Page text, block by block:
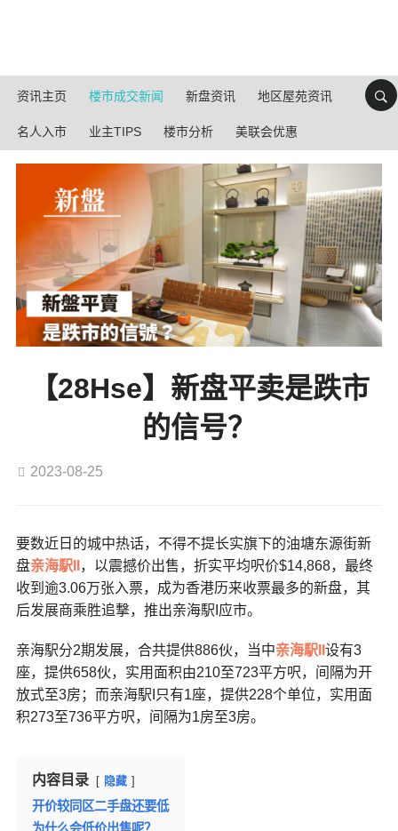
资讯主页 楼市成交新闻 新盘资讯 地区屋苑资讯
名人入市 业主TIPS 楼市分析 美联会优惠
【28Hse】新盘平卖是跌市
的信号？
2023-08-25
要数近日的城中热话，不得不提长实旗下的油塘东源街新
盘亲海駅II ，以震撼价出售，折实平均呎价$14,868，最终
收到逾3.06万张入票，成为香港历来收票最多的新盘，其
后发展商乘胜追撃，推出亲海駅I应市。
亲海駅分2期发展，合共提供886伙，当中亲海駅II 设有3
座，提供658伙，实用面积由210至723平方呎，间隔为开
放式至3房；而亲海駅I只有1座，提供228个单位，实用面
积273至736平方呎，间隔为1房至3房。
内容目录 隐藏
开价较同区二手盘还要低